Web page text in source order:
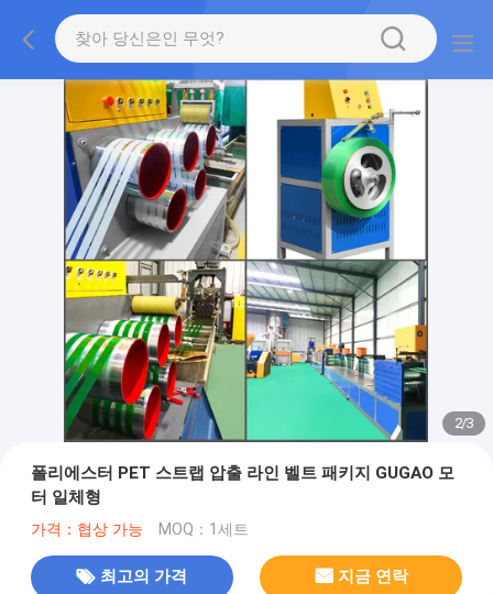
2/3
폴리에스터 PET 스트랩 압출 라인 벨트 패키지 GUGAO 모
터 일체형
가격：협상 가능 MOQ：1세트
최고의 가격 지금 연락